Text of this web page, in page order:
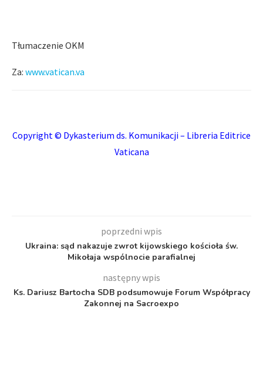
Tłumaczenie OKM
Za: www.vatican.va
Copyright © Dykasterium ds. Komunikacji – Libreria Editrice
Vaticana
poprzedni wpis
Ukraina: sąd nakazuje zwrot kijowskiego kościoła św.
Mikołaja wspólnocie parafialnej
następny wpis
Ks. Dariusz Bartocha SDB podsumowuje Forum Współpracy
Zakonnej na Sacroexpo